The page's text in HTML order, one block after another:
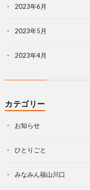
2023年6月
2023年5月
2023年4月
カテゴリー
お知らせ
ひとりごと
みなみん福山川口